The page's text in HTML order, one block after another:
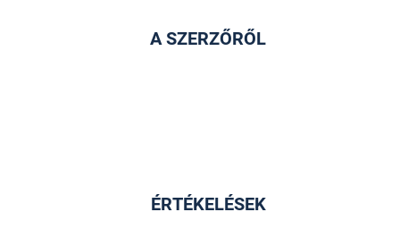
A SZERZŐRŐL
ÉRTÉKELÉSEK